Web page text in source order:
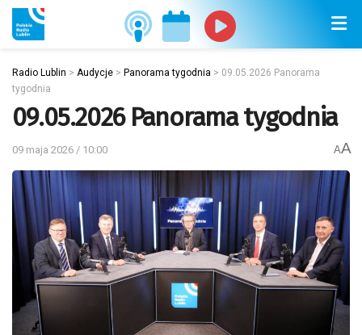
Radio Lublin > Audycje > Panorama tygodnia > 09.05.2026 Panorama
tygodnia
09.05.2026 Panorama tygodnia
09 maja 2026 / 10:00 AA